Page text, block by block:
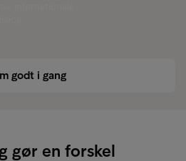
godt i gang
gør en forskel